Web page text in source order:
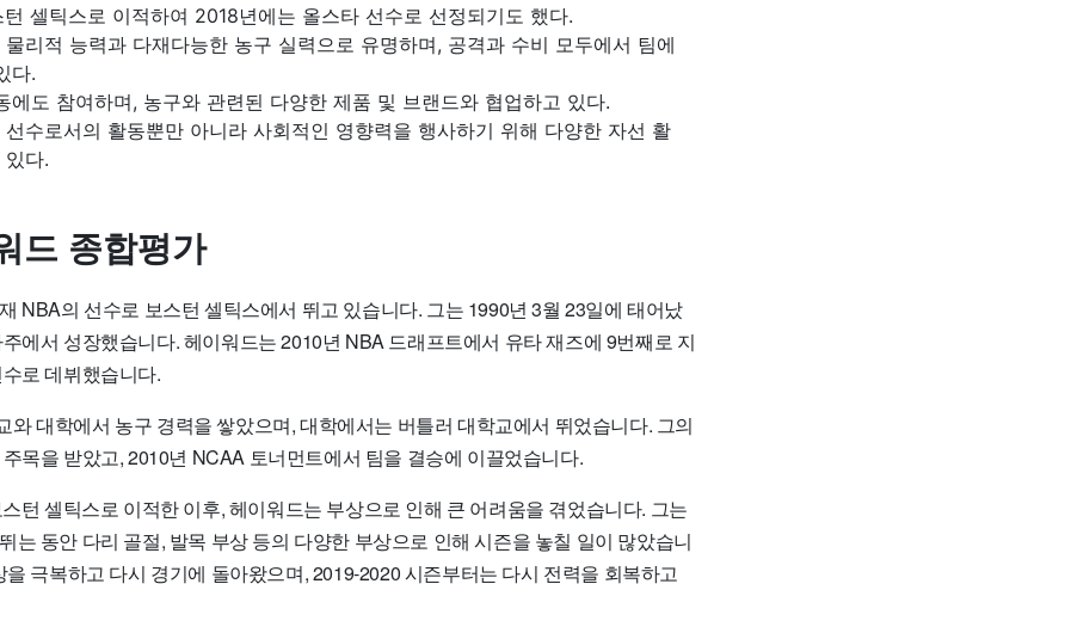
셀틱스로 이적하여 2018년에는 올스타 선수로 선정되기도 했다.
리적 능력과 다재다능한 농구 실력으로 유명하며, 공격과 수비 모두에서 팀에
다.
에도 참여하며, 농구와 관련된 다양한 제품 및 브랜드와 협업하고 있다.
수로서의 활동뿐만 아니라 사회적인 영향력을 행사하기 위해 다양한 자선 활
다.
드 종합평가
NBA의 선수로 보스턴 셀틱스에서 뛰고 있습니다. 그는 1990년 3월 23일에 태어났
에서 성장했습니다. 헤이워드는 2010년 NBA 드래프트에서 유타 재즈에 9번째로 지
로 데뷔했습니다.
와 대학에서 농구 경력을 쌓았으며, 대학에서는 버틀러 대학교에서 뛰었습니다. 그의
목을 받았고, 2010년 NCAA 토너먼트에서 팀을 결승에 이끌었습니다.
턴 셀틱스로 이적한 이후, 헤이워드는 부상으로 인해 큰 어려움을 겪었습니다. 그는
는 동안 다리 골절, 발목 부상 등의 다양한 부상으로 인해 시즌을 놓칠 일이 많았습니
을 극복하고 다시 경기에 돌아왔으며, 2019-2020 시즌부터는 다시 전력을 회복하고